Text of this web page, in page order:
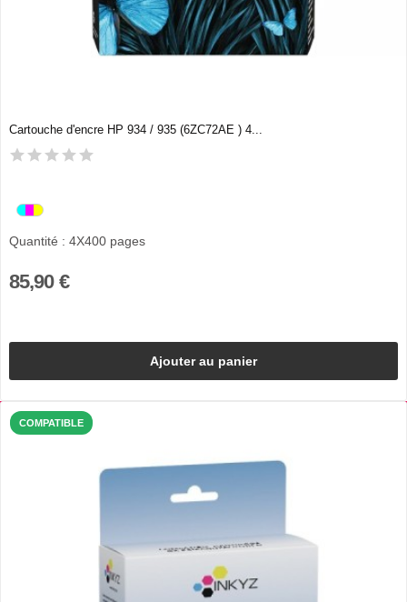
Cartouche d'encre HP 934 / 935 (6ZC72AE ) 4...
Quantité : 4X400 pages
85,90 €
Ajouter au panier
COMPATIBLE